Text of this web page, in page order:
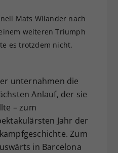
Mats Wilander nach
weiteren Triumph
es trotzdem nicht.
unternahmen die
Anlauf, der sie
– zum
Jahr der
Zum
in Barcelona